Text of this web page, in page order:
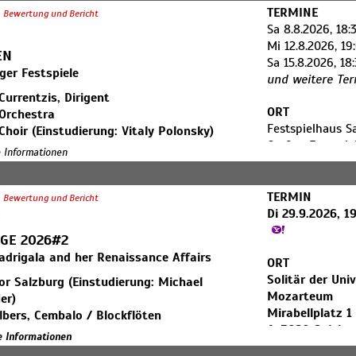
Bewertung und Bericht
Festspiele
Dirigent
(Einstudierung: Vitaly Polonsky)
Salzburg (Einstudierung: Michael
Wolfgang Götz, Regina Sgier)
Tetelman - Don José
Mkhitaryan - Micaëla
- Escamillo
- Frasquita
- Mercédès
Winckhler - Zuniga
- Moralès
TERMINE
Sa 8.8.2026,
Mi 12.8.2026,
Sa 15.8.2026,
und weitere
ORT
Festspielhaus
Großes
Hofstallgase 1
Informationen
Bewertung und Bericht
2026#2
and her Renaissance Affairs
Salzburg (Einstudierung: Michael
Cembalo / Blockflöten
Böhle, Erzähler
Michael Schneider
TERMIN
Di 29.9.2026,
ORT
Solitär der
Mozarteum
Mirabellplatz 1
A-5020 Salzburg
Informationen